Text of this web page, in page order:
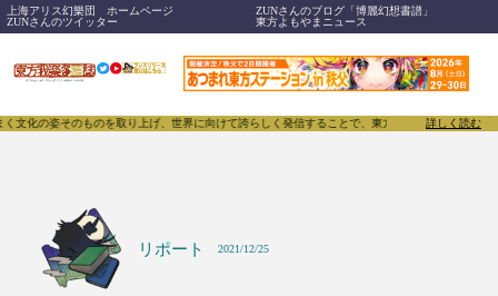
上海アリス幻樂団 ホームページ
ZUNさんのブログ「博麗幻想書譜」
ZUNさんのツイッター
東方よもやまニュース
上げ、世界に向けて誇らしく発信することで、東方Projectのみならず「同人文化」そのものを
詳しく読む
リポート 2021/12/25